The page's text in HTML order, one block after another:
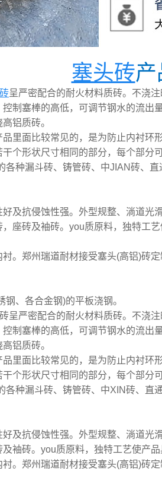
塞头砖产
呈严密配合的耐火材料质砖。不浇
制塞棒的高低，可调节钢水的流
铝质砖。
品里面比较常见的，是为防止内衬环
个形状尺寸相同的部分，每个部分
各种漏斗砖、铸管砖、中JIAN砖、直
抗侵蚀性强。外型规整、淌道光
座砖及袖砖。you质原料，独特工
郑州瑞道耐材接受塞头(高铝)砖定
、各合金钢)的平板浇钢。
严密配合的耐火材料质砖。不浇注
制塞棒的高低，可调节钢水的流
铝质砖。
面比较常见的，是为防止内衬环
个形状尺寸相同的部分，每个部分
各种漏斗砖、铸管砖、中XIN砖、直
抗侵蚀性强。外型规整、淌道光
袖砖。you质原料，独特工艺使产
郑州瑞道耐材接受塞头(高铝)砖定